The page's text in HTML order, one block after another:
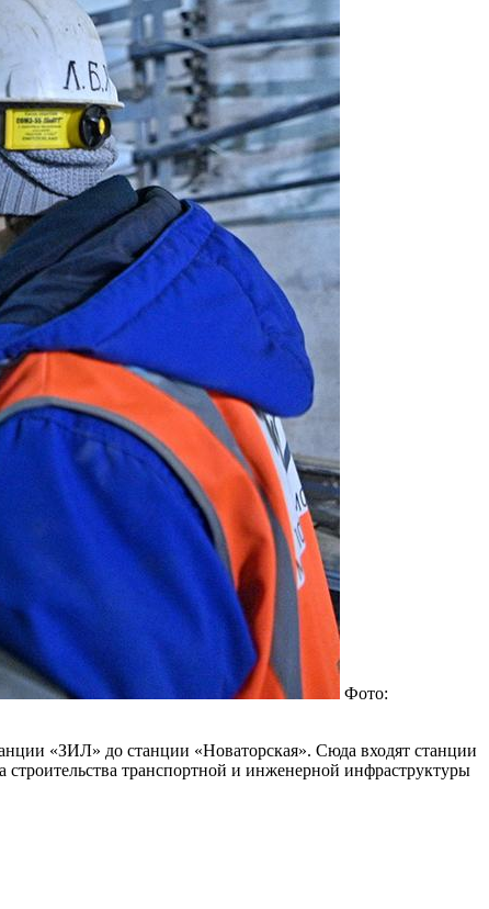
Фото:
«ЗИЛ» до станции «Новаторская». Сюда входят станции
транспортной и инженерной инфраструктуры